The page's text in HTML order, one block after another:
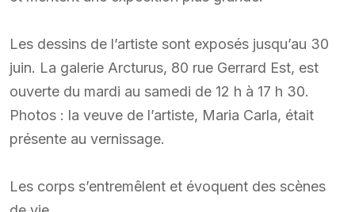
Les dessins de l’artiste sont exposés jusqu’au 30
juin. La galerie Arcturus, 80 rue Gerrard Est, est
ouverte du mardi au samedi de 12 h à 17 h 30.
Photos : la veuve de l’artiste, Maria Carla, était
présente au vernissage.
Les corps s’entremêlent et évoquent des scènes